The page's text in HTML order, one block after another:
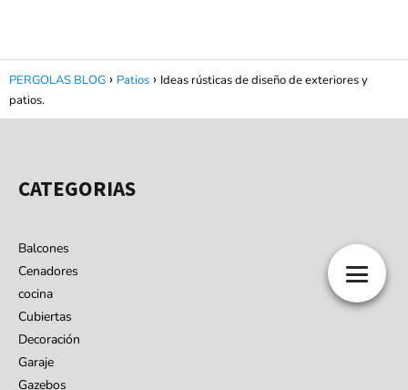
PERGOLAS BLOG Patios
Ideas rústicas de diseño de exteriores y
patios.
CATEGORIAS
Balcones
Cenadores
cocina
Cubiertas
Decoración
Garaje
Gazebos